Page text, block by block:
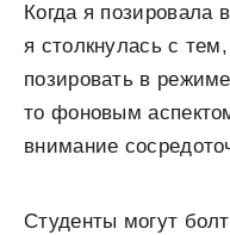
Когда я позировала
я столкнулась с
позировать в
то фоновым
внимание
Студенты могут